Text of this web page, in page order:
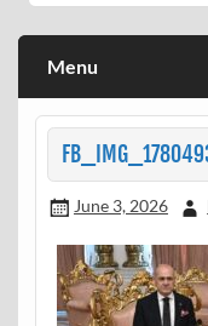
Menu
June 3, 2026